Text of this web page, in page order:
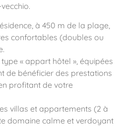
à 450 m de la plage,
confortables (doubles ou
« appart hôtel », équipées
de bénéficier des prestations
profitant de votre
villas et appartements (2 à
domaine calme et verdoyant